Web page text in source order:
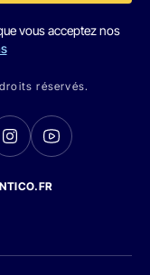
vous acceptez nos
réservés.